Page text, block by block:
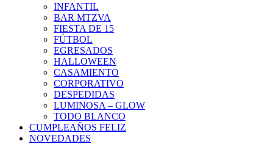
INFANTIL
BAR MTZVA
FIESTA DE 15
FÚTBOL
EGRESADOS
HALLOWEEN
CASAMIENTO
CORPORATIVO
DESPEDIDAS
LUMINOSA – GLOW
TODO BLANCO
CUMPLEAÑOS FELIZ
NOVEDADES